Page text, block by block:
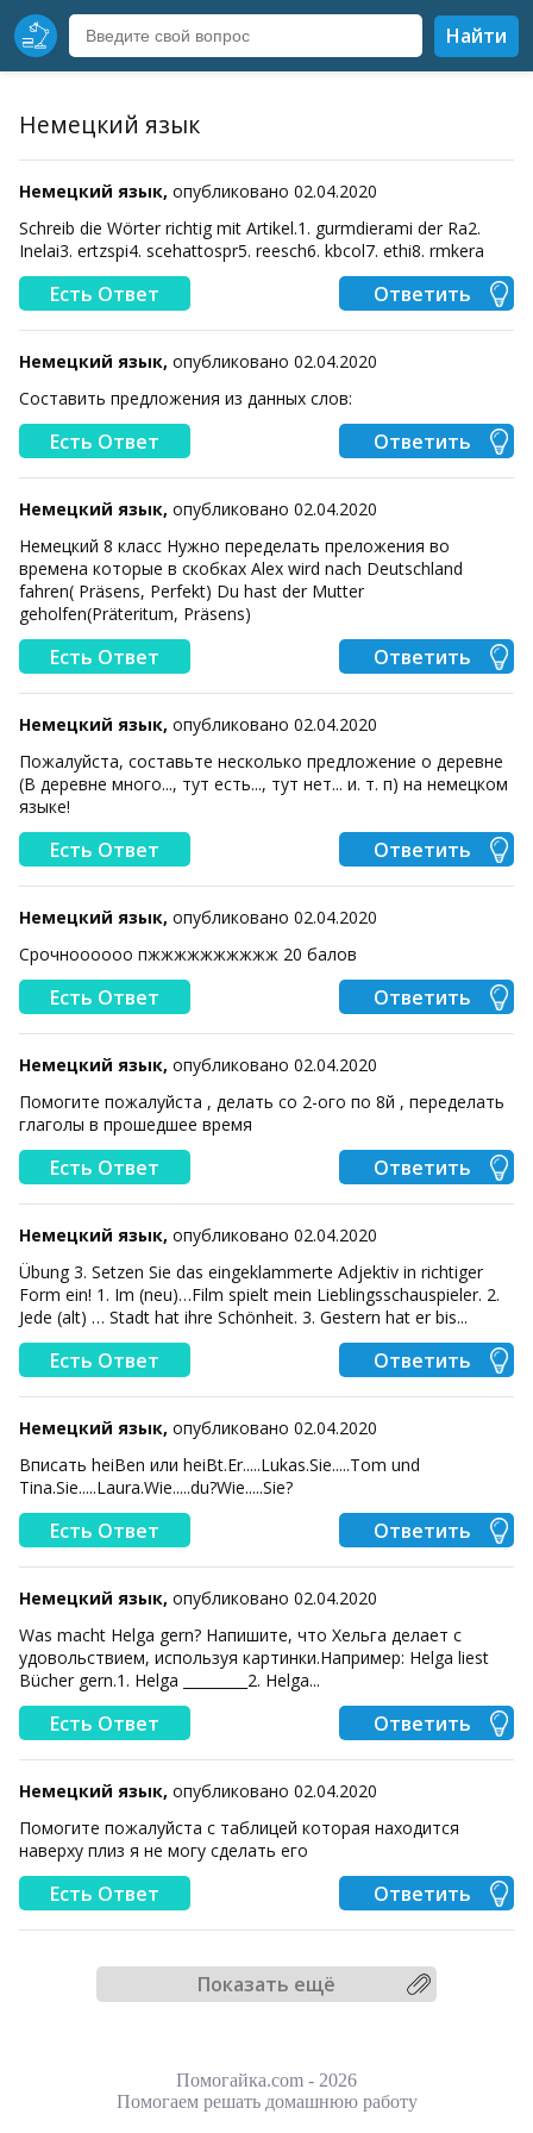
Найти
Немецкий язык
Немецкий язык, опубликовано 02.04.2020
Schreib die Wörter richtig mit Artikel.1. gurmdierami der Ra2.
Inelai3. ertzspi4. scehattospr5. reesch6. kbcol7. ethi8. rmkera​
Есть Ответ Ответить
Немецкий язык, опубликовано 02.04.2020
Составить предложения из данных слов:​
Есть Ответ Ответить
Немецкий язык, опубликовано 02.04.2020
Немецкий 8 класс Нужно переделать преложения во
времена которые в скобках Alex wird nach Deutschland
fahren( Präsens, Perfekt) Du hast der Mutter
geholfen(Präteritum, Präsens)
Есть Ответ Ответить
Немецкий язык, опубликовано 02.04.2020
Пожалуйста, составьте несколько предложение о деревне
(В деревне много..., тут есть..., тут нет... и. т. п) на немецком
языке!
Есть Ответ Ответить
Немецкий язык, опубликовано 02.04.2020
Срочноооооо пжжжжжжжжжж 20 балов ​
Есть Ответ Ответить
Немецкий язык, опубликовано 02.04.2020
Помогите пожалуйста , делать со 2-ого по 8й , переделать
глаголы в прошедшее время
Есть Ответ Ответить
Немецкий язык, опубликовано 02.04.2020
Übung 3. Setzen Sie das eingeklammerte Adjektiv in richtiger
Form ein! 1. Im (neu)…Film spielt mein Lieblingsschauspieler. 2.
Jede (alt) … Stadt hat ihre Schönheit. 3. Gestern hat er bis...
Есть Ответ Ответить
Немецкий язык, опубликовано 02.04.2020
Вписать heiBen или heiBt.Er.....Lukas.Sie.....Tom und
Tina.Sie.....Laura.Wie.....du?Wie.....Sie?
Есть Ответ Ответить
Немецкий язык, опубликовано 02.04.2020
Was macht Helga gern? Напишите, что Хельга делает с
удовольствием, используя картинки.Например: Helga liest
Bücher gern.1. Helga _________2. Helga...
Есть Ответ Ответить
Немецкий язык, опубликовано 02.04.2020
Помогите пожалуйста с таблицей которая находится
наверху​ плиз я не могу сделать его
Есть Ответ Ответить
Показать ещё
Помогайка.com - 2026
Помогаем решать домашнюю работу